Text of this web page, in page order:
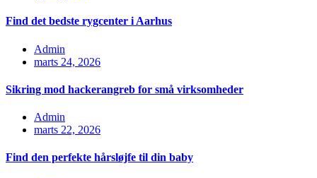
Find det bedste rygcenter i Aarhus
Admin
marts 24, 2026
Sikring mod hackerangreb for små virksomheder
Admin
marts 22, 2026
Find den perfekte hårsløjfe til din baby